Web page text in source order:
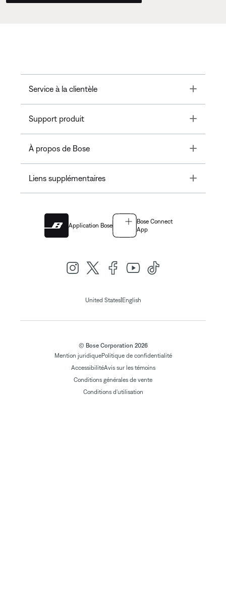
Service à la clientèle Toggle
Support produit Toggle
À propos de Bose Toggle
Liens supplémentaires Toggle
Application Bose
Bose Connect
App
United States| English
© Bose Corporation 2026
Mention juridiquePolitique de confidentialité
AccessibilitéAvis sur les témoins
Conditions générales de vente
Conditions d'utilisation